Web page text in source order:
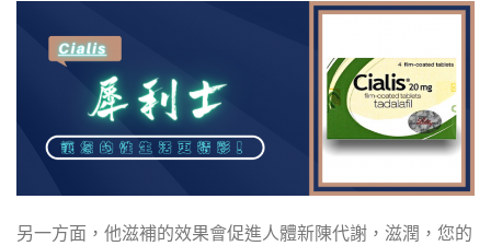
另一方面，他滋補的效果會促進人體新陳代謝，滋潤，您的